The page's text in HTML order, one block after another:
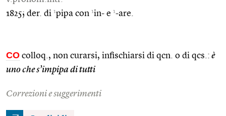
1825; der. di 1pipa con 1in- e 1-are.
CO colloq., non curarsi, infischiarsi di qcn. o di qcs.: è
uno che s’impipa di tutti
Correzioni e suggerimenti